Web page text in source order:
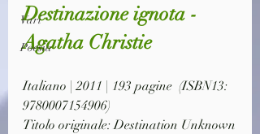
Vari
Poesia
Destinazione ignota -
Agatha Christie
Italiano | 2011 | 193 pagine  (ISBN13:
9780007154906)
Titolo originale: Destination Unknown